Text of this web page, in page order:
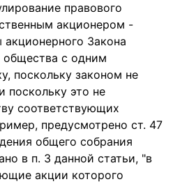
правового
акционером -
Закона
общества с одним
поскольку законом не
поскольку это не
соответствующих
предусмотрено ст. 47
общего собрания
в п. 3 данной статьи, "в
акции которого